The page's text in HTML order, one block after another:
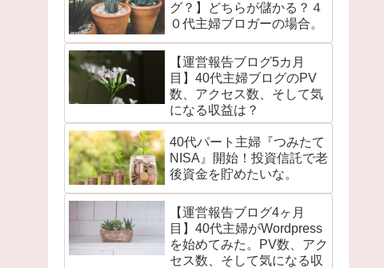
グ？】どちらが儲かる？４
０代主婦ブロガーの場合。
【運営報告ブログ5カ月
目】40代主婦ブログのPV
数、アクセス数、そして気
になる収益は？
40代パート主婦『つみたて
NISA』開始！投資信託で老
後資金を貯めたいな。
【運営報告ブログ4ヶ月
目】40代主婦がWordpress
を始めてみた。PV数、アク
セス数、そして気になる収